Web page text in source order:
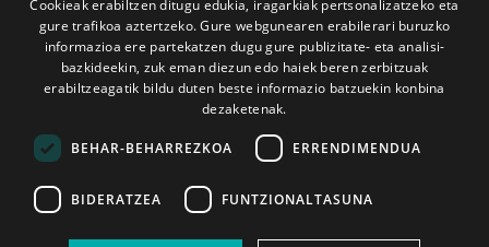
2026ko eka. 1a 2026ko mar. 1a
Cookieak erabiltzen ditugu edukia, iragarkiak pertsonalizatzeko eta
gure trafikoa aztertzeko. Gure webgunearen erabilerari buruzko
informazioa ere partekatzen dugu gure publizitate- eta analisi-
bazkideekin, zuk eman diezun edo haiek beren zerbitzuak
erabiltzeagatik bildu duten beste informazio batzuekin konbina
dezaketenak.
BEHAR-BEHARREZKOA ERRENDIMENDUA
BIDERATZEA FUNTZIONALTASUNA